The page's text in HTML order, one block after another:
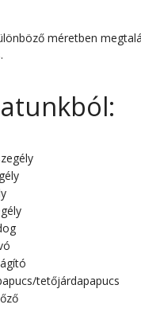
méretben
tetőjárdapapucs